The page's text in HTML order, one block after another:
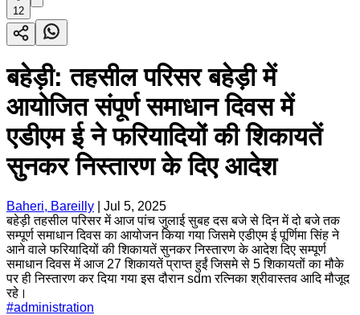
12
बहेड़ी: तहसील परिसर बहेड़ी में
आयोजित संपूर्ण समाधान दिवस में
एडीएम ई ने फरियादियों की शिकायतें
सुनकर निस्तारण के दिए आदेश
Baheri, Bareilly
Jul 5, 2025
बहेड़ी तहसील परिसर में आज पांच जुलाई सुबह दस बजे से दिन में दो बजे तक
सम्पूर्ण समाधान दिवस का आयोजन किया गया जिसमे एडीएम ई पूर्णिमा सिंह ने
आने वाले फरियादियों की शिकायतें सुनकर निस्तारण के आदेश दिए सम्पूर्ण
समाधान दिवस में आज 27 शिकायतें प्राप्त हुईं जिसमे से 5 शिकायतों का मौके
पर ही निस्तारण कर दिया गया इस दौरान sdm रत्निका श्रीवास्तव आदि मौजूद
रहे।
#administration